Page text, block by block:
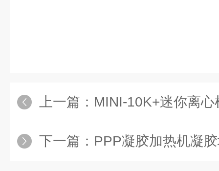
上一篇： MINI-10K+迷你离心
下一篇： PPP凝胶加热机凝胶填